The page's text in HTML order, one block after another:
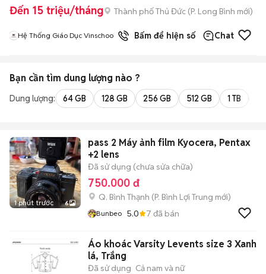
Đến 15 triệu/tháng Thành phố Thủ Đức (P. Long Bình mới)
Hệ Thống Giáo Dục Vinschool Bấm để hiện số Chat
Bạn cần tìm dung lượng nào ?
Dung lượng: 64 GB 128 GB 256 GB 512 GB 1 TB
1 phút trước 6
pass 2 Máy ảnh film Kyocera, Pentax
+2 lens
Đã sử dụng (chưa sửa chữa)
750.000 đ
Q. Bình Thạnh (P. Bình Lợi Trung mới)
Bunbeo 5.0 7 đã bán
Áo khoác Varsity Levents size 3 Xanh
lá, Trắng
Đã sử dụng Cả nam và nữ